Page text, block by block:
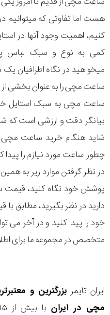
هست اما تفاوتی که
کنیم، اهمیت وجود آنها در
کمی به نوع و سبک لباس
میخواهید در نگاه اطرافیان
ساعت مچی را به عنوان بخشی از
ساعت مچی به سبک استایل
بیانگر دقت و ارزشی است که
شاید هنگام خرید ساعت مچی
چطور ساعت مورد نیازم را پیدا
در نظر گرفتن موارد زیر به
پوشش خود نگاه کنید،
دارید در نظر بگیرید، مطابق
خود را پیدا کنید و در آخر می
متخصص در مجموعه ما برای
ایران تایمر بزرگترین و
مچی در ایران